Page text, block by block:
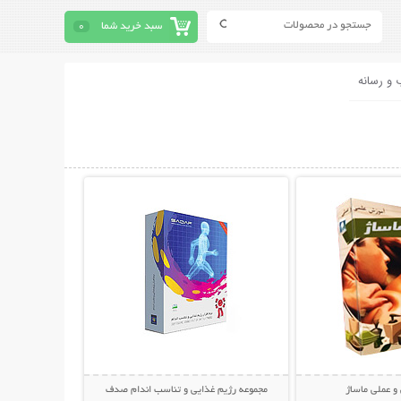
سبد خرید شما 0
و رسانه
عملی ماساژ مجموعه رژیم غذایی و تناسب اندام صدف